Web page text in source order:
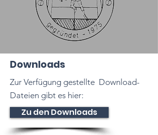
Downloads
Zur Verfügung gestellte Download-
Dateien gibt es hier:
Zu den Downloads